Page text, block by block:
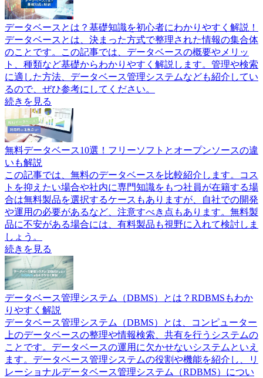
データベースとは？基礎知識を初心者にわかりやすく解説！
データベースとは、決まった方式で整理された情報の集合体
のことです。この記事では、データベースの概要やメリッ
ト、種類など基礎からわかりやすく解説します。管理や検索
に適した方法、データベース管理システムなども紹介してい
るので、ぜひ参考にしてください。
続きを見る
無料データベース10選！フリーソフトとオープンソースの違
いも解説
この記事では、無料のデータベースを比較紹介します。コス
トを抑えたい場合や社内に専門知識をもつ社員が在籍する場
合は無料製品を選択するケースもありますが、自社での開発
や運用の必要があるなど、注意すべき点もあります。無料製
品に不安がある場合には、有料製品も視野に入れて検討しま
しょう。
続きを見る
データベース管理システム（DBMS）とは？RDBMSもわか
りやすく解説
データベース管理システム（DBMS）とは、コンピューター
上のデータベースの整理や情報検索、共有を行うシステムの
ことです。データベースの運用に欠かせないシステムといえ
ます。データベース管理システムの役割や機能を紹介し、リ
レーショナルデータベース管理システム（RDBMS）につい